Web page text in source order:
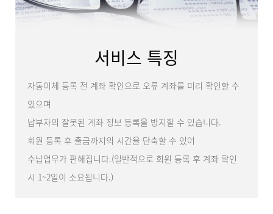
서비스 특징
자동이체 등록 전 계좌 확인으로 오류 계좌를 미리 확인할 수
있으며
납부자의 잘못된 계좌 정보 등록을 방지할 수 있습니다.
회원 등록 후 출금까지의 시간을 단축할 수 있어
수납업무가 편해집니다.(일반적으로 회원 등록 후 계좌 확인
시 1~2일이 소요됩니다.)